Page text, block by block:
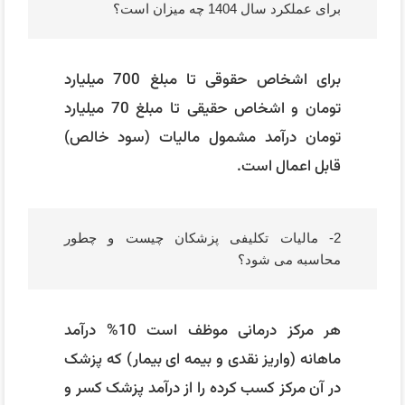
برای عملکرد سال 1404 چه میزان است؟
برای اشخاص حقوقی تا مبلغ 700 میلیارد
تومان و اشخاص حقیقی تا مبلغ 70 میلیارد
تومان درآمد مشمول مالیات (سود خالص)
قابل اعمال است.
2- مالیات تکلیفی پزشکان چیست و چطور
محاسبه می شود؟
هر مرکز درمانی موظف است 10% درآمد
ماهانه (واریز نقدی و بیمه ای بیمار) که پزشک
در آن مرکز کسب کرده را از درآمد پزشک کسر و